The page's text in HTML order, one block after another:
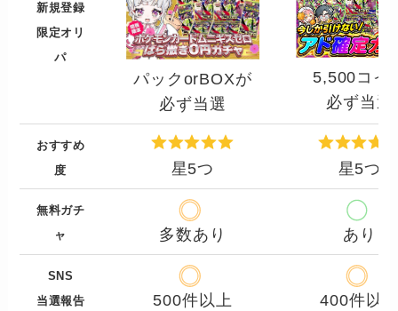
新規登録
限定オリ
パ
パックorBOXが
必ず当選
5,500コイ
必ず当選
おすすめ
度
星5つ 星5つ
無料ガチ
ャ
多数あり あり
SNS
当選報告
500件以上 400件以